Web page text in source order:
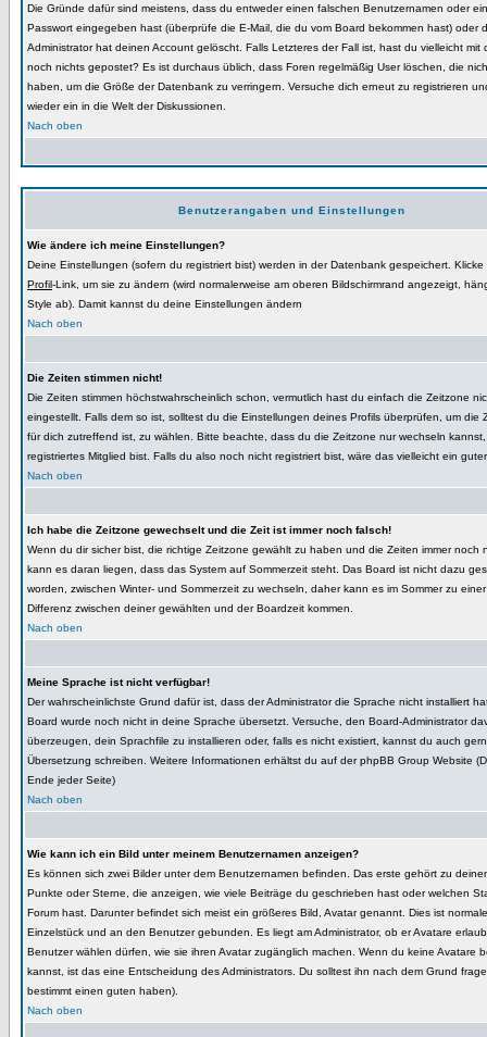
Die Gründe dafür sind meistens, dass du entweder einen falschen Benutzernamen oder
Passwort eingegeben hast (überprüfe die E-Mail, die du vom Board bekommen hast) oder
Administrator hat deinen Account gelöscht. Falls Letzteres der Fall ist, hast du vielleicht mit
noch nichts gepostet? Es ist durchaus üblich, dass Foren regelmäßig User löschen, die
haben, um die Größe der Datenbank zu verringern. Versuche dich erneut zu registrieren
wieder ein in die Welt der Diskussionen.
Nach oben
Benutzerangaben und Einstellungen
Wie ändere ich meine Einstellungen?
Deine Einstellungen (sofern du registriert bist) werden in der Datenbank gespeichert.
Profil-Link, um sie zu ändern (wird normalerweise am oberen Bildschirmrand angezeigt,
Style ab). Damit kannst du deine Einstellungen ändern
Nach oben
Die Zeiten stimmen nicht!
Die Zeiten stimmen höchstwahrscheinlich schon, vermutlich hast du einfach die Zeitzone
eingestellt. Falls dem so ist, solltest du die Einstellungen deines Profils überprüfen, um die
für dich zutreffend ist, zu wählen. Bitte beachte, dass du die Zeitzone nur wechseln
registriertes Mitglied bist. Falls du also noch nicht registriert bist, wäre das vielleicht ein
Nach oben
Ich habe die Zeitzone gewechselt und die Zeit ist immer noch falsch!
Wenn du dir sicher bist, die richtige Zeitzone gewählt zu haben und die Zeiten immer noch
kann es daran liegen, dass das System auf Sommerzeit steht. Das Board ist nicht dazu
worden, zwischen Winter- und Sommerzeit zu wechseln, daher kann es im Sommer zu
Differenz zwischen deiner gewählten und der Boardzeit kommen.
Nach oben
Meine Sprache ist nicht verfügbar!
Der wahrscheinlichste Grund dafür ist, dass der Administrator die Sprache nicht installiert
Board wurde noch nicht in deine Sprache übersetzt. Versuche, den Board-Administrator
überzeugen, dein Sprachfile zu installieren oder, falls es nicht existiert, kannst du auch
Übersetzung schreiben. Weitere Informationen erhältst du auf der phpBB Group Website
Ende jeder Seite)
Nach oben
Wie kann ich ein Bild unter meinem Benutzernamen anzeigen?
Es können sich zwei Bilder unter dem Benutzernamen befinden. Das erste gehört zu
Punkte oder Sterne, die anzeigen, wie viele Beiträge du geschrieben hast oder welchen
Forum hast. Darunter befindet sich meist ein größeres Bild, Avatar genannt. Dies ist
Einzelstück und an den Benutzer gebunden. Es liegt am Administrator, ob er Avatare
Benutzer wählen dürfen, wie sie ihren Avatar zugänglich machen. Wenn du keine Avatare
kannst, ist das eine Entscheidung des Administrators. Du solltest ihn nach dem Grund
bestimmt einen guten haben).
Nach oben